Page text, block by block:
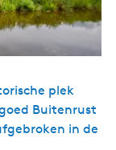
plek
Buitenrust
in de